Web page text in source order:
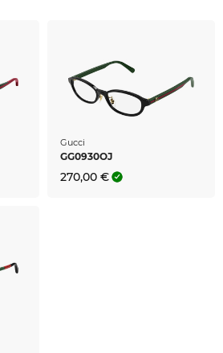
Gucci
GG0930OJ
270,00 €